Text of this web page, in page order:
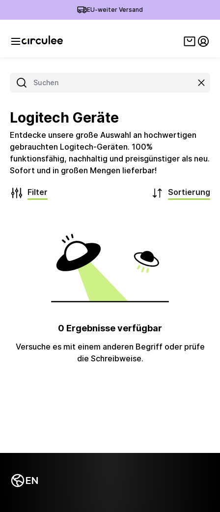
EU-weiter Versand
Logitech Geräte
Entdecke unsere große Auswahl an hochwertigen
gebrauchten Logitech-Geräten. 100%
funktionsfähig, nachhaltig und preisgünstiger als neu.
Sofort und in großen Mengen lieferbar!
Filter Sortierung
0 Ergebnisse verfügbar
Versuche es mit einem anderen Begriff oder prüfe
die Schreibweise.
EN